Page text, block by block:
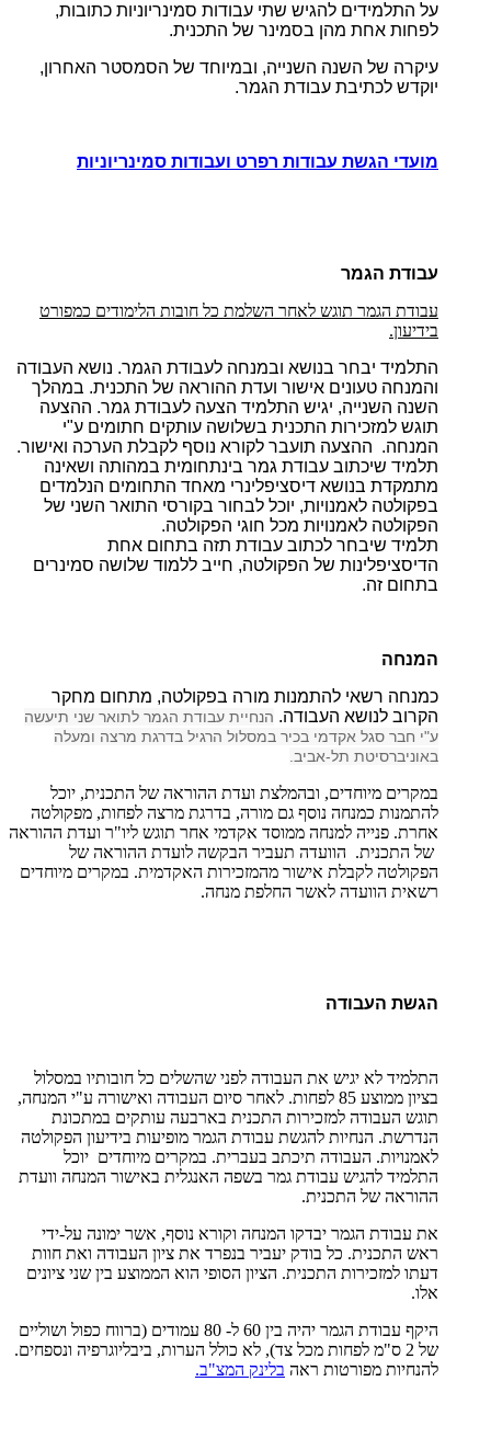
על התלמידים להגיש שתי עבודות סמינריוניות כתובות,
לפחות אחת מהן בסמינר של התכנית.
עיקרה של השנה השנייה, ובמיוחד של הסמסטר האחרון,
יוקדש לכתיבת עבודת הגמר.
מועדי הגשת עבודות רפרט ועבודות סמינריוניות
עבודת הגמר
עבודת הגמר תוגש לאחר השלמת כל חובות הלימודים כמפורט
בידיעון.
התלמיד יבחר בנושא ובמנחה לעבודת הגמר. נושא העבודה
והמנחה טעונים אישור ועדת ההוראה של התכנית. במהלך
השנה השנייה, יגיש התלמיד הצעה לעבודת גמר. ההצעה
תוגש למזכירות התכנית בשלושה עותקים חתומים ע"י
המנחה. ההצעה תועבר לקורא נוסף לקבלת הערכה ואישור.
תלמיד שיכתוב עבודת גמר בינתחומית במהותה ושאינה
מתמקדת בנושא דיסציפלינרי מאחד התחומים הנלמדים
בפקולטה לאמנויות, יוכל לבחור בקורסי התואר השני של
הפקולטה לאמנויות מכל חוגי הפקולטה.
תלמיד שיבחר לכתוב עבודת תזה בתחום אחת
הדיסציפלינות של הפקולטה, חייב ללמוד שלושה סמינרים
בתחום זה.
המנחה
כמנחה רשאי להתמנות מורה בפקולטה, מתחום מחקר
הקרוב לנושא העבודה. הנחיית עבודת הגמר לתואר שני תיעשה
ע"י חבר סגל אקדמי בכיר במסלול הרגיל בדרגת מרצה ומעלה
באוניברסיטת תל-אביב.
במקרים מיוחדים, ובהמלצת ועדת ההוראה של התכנית, יוכל
להתמנות כמנחה נוסף גם מורה, בדרגת מרצה לפחות, מפקולטה
אחרת. פנייה למנחה ממוסד אקדמי אחר תוגש ליו"ר ועדת ההוראה
של התכנית. הוועדה תעביר הבקשה לועדת ההוראה של
הפקולטה לקבלת אישור מהמזכירות האקדמית. במקרים מיוחדים
רשאית הוועדה לאשר החלפת מנחה.
הגשת העבודה
התלמיד לא יגיש את העבודה לפני שהשלים כל חובותיו במסלול
בציון ממוצע 85 לפחות. לאחר סיום העבודה ואישורה ע"י המנחה,
תוגש העבודה למזכירות התכנית בארבעה עותקים במתכונת
הנדרשת. הנחיות להגשת עבודת הגמר מופיעות בידיעון הפקולטה
לאמנויות. העבודה תיכתב בעברית. במקרים מיוחדים יוכל
התלמיד להגיש עבודת גמר בשפה האנגלית באישור המנחה וועדת
ההוראה של התכנית.
את עבודת הגמר יבדקו המנחה וקורא נוסף, אשר ימונה על-ידי
ראש התכנית. כל בודק יעביר בנפרד את ציון העבודה ואת חוות
דעתו למזכירות התכנית. הציון הסופי הוא הממוצע בין שני ציונים
אלו.
היקף עבודת הגמר יהיה בין 60 ל- 80 עמודים (ברווח כפול ושוליים
של 2 ס"מ לפחות מכל צד), לא כולל הערות, ביבליוגרפיה ונספחים.
להנחיות מפורטות ראה בלינק המצ"ב.